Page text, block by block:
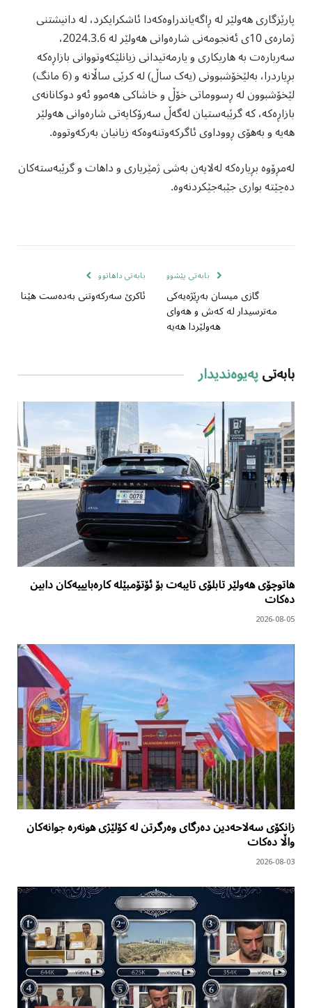
پارێزگاری هەولێر لە ڕاگەیاندراوەکەدا ئاشکرایکرد، لە دانیشتنى
ژمارەى 10ى ئەنجومەنى شارەوانى هەولێر لە 2024.3.6،
سەربارەت بە هاریکارى و یارمەتیدانى زیانلێکەوتووانى بازاڕەکە
بڕیاردرا، بەلێخۆشبوونى (یەک ساڵ) لە کرێى ساڵانە و (6 مانگ)
لێخۆشبوون لە ڕسووماتى خۆڵ و خاشاکى هەموو ئەو دوکانانەى
بازاڕەکە، کە گرێبەستیان لەگەڵ سەرۆکایەتى شارەوانى هەولێر
هەیە و بەهۆى ڕووداوى ئاگرکەوتنەوەکە زیانیان بەرکەوتووە.
لەمڕۆوە بڕیارەکە لەلایەن بەشى ژمێریارى و داهات و گرێبەستەکان
دەچێتە بوارى جێبەجێکردنەوە.
بابەتی پێشوو
گازی میسان بەڕێژەیەکی
مەترسیدار لە کەش و هەوای
هەولێردا هەیە
بابەتی داهاتوو
ئاکرێ سەرکەوتنی بەدەست هێنا
بابەتیپەیوەندیدار
هاتوچۆی هەولێر تابلۆی تایبەت بۆ ئۆتۆمبێلە کارەبایییەکان دابین
دەکات
2026-08-05
زانکۆی سەلاحەدین دەرگای وەرگرتن لە کۆلێژی هونەرە جوانەکان
واڵا دەکات
2026-08-03